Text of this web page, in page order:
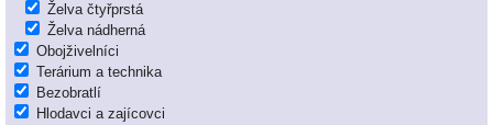
Želva čtyřprstá
Želva nádherná
Obojživelníci
Terárium a technika
Bezobratlí
Hlodavci a zajícovci